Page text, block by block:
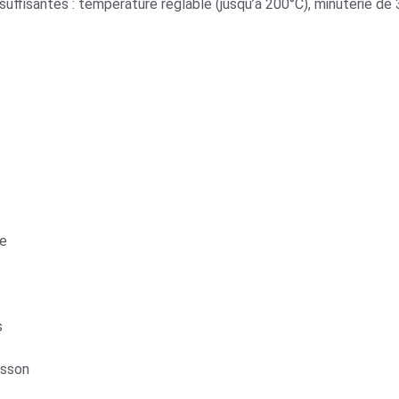
: température réglable (jusqu’à 200°C), minuterie